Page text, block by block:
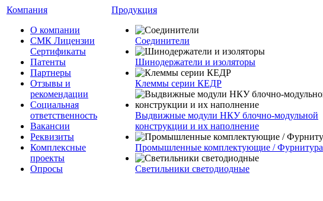
Компания
О компании
СМК Лицензии
Сертификаты
Патенты
Партнеры
Отзывы и
рекомендации
Социальная
ответственность
Вакансии
Реквизиты
Комплексные
проекты
Опросы
Продукция
Соединители
Шинодержатели и изоляторы
Клеммы серии КЕДР
Выдвижные модули НКУ блочно-модульной
конструкции и их наполнение
Промышленные комплектующие / Фурнитура
Светильники светодиодные